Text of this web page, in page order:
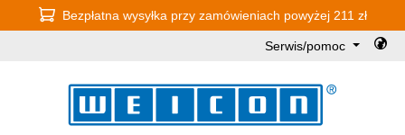
Przejdź do głównej zawartości
Bezpłatna wysyłka przy zamówieniach powyżej 211 zł
Serwis/pomoc